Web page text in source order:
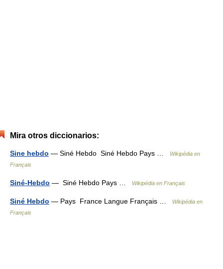
Mira otros diccionarios:
Sine hebdo — Siné Hebdo Siné Hebdo Pays …
Wikipédia en
Français
Siné-Hebdo — Siné Hebdo Pays … Wikipédia en Français
Siné Hebdo — Pays France Langue Français …
Wikipédia en
Français